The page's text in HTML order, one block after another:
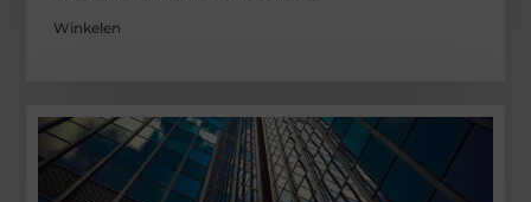
Winkelen